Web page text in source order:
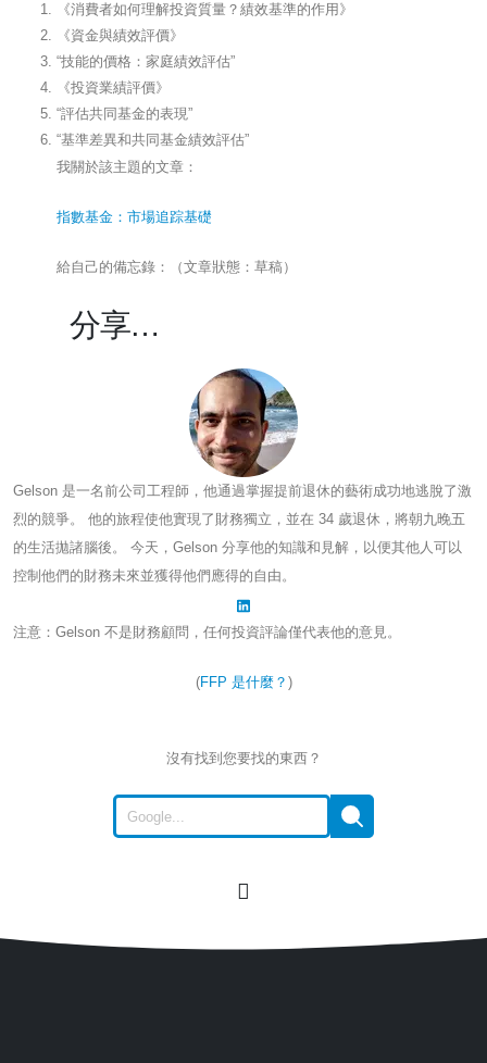
《消費者如何理解投資質量？績效基準的作用》
《資金與績效評價》
“技能的價格：家庭績效評估”
《投資業績評價》
“評估共同基金的表現”
“基準差異和共同基金績效評估”
我關於該主題的文章：
指數基金：市場追踪基礎
給自己的備忘錄：（文章狀態：草稿）
分享…
Gelson 是一名前公司工程師，他通過掌握提前退休的藝術成功地逃脫了激
烈的競爭。 他的旅程使他實現了財務獨立，並在 34 歲退休，將朝九晚五
的生活拋諸腦後。 今天，Gelson 分享他的知識和見解，以便其他人可以
控制他們的財務未來並獲得他們應得的自由。
注意：Gelson 不是財務顧問，任何投資評論僅代表他的意見。
(FFP 是什麼？ )
沒有找到您要找的東西？